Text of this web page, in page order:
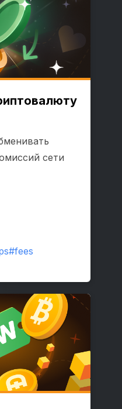
сети
#fees